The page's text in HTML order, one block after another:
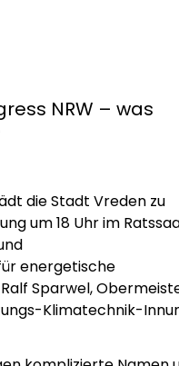
NRW – was
die Stadt Vreden zu
um 18 Uhr im
energetische
Sparwel,
Klimatechnik-